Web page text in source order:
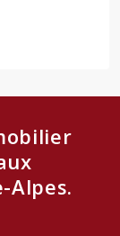
Alpes.